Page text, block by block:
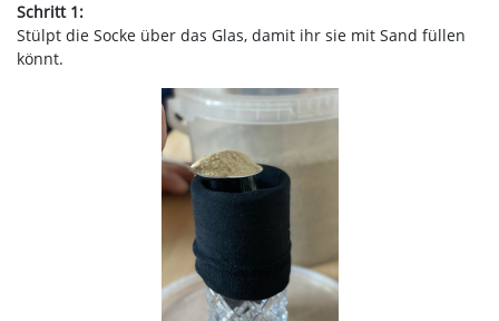
Schritt 1:
Stülpt die Socke über das Glas, damit ihr sie mit Sand füllen
könnt.